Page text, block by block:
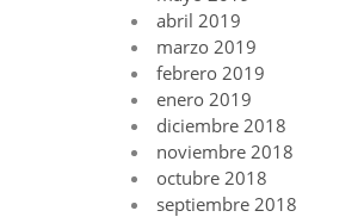
abril 2019
marzo 2019
febrero 2019
enero 2019
diciembre 2018
noviembre 2018
octubre 2018
septiembre 2018